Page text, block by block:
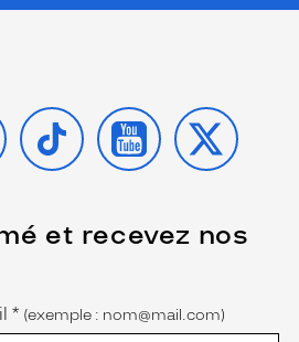
TIKTOK YOUTUBE
X
et recevez nos
* (exemple : nom@mail.com)